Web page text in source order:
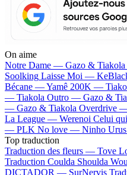
On aime
Notre Dame — Gazo & Tiakola
Soolking Laisse Moi —
Bécane —Yamê 200K —
— Tiakola Outro — Gazo &
— Gazo & Tiakola Overdrive
La League — Werenoi Celui
— PLK No love — Ninho
Top traduction
Traduction des fleurs — Tove
Traduction Coulda Shoulda
DICTADOR — SurNervis